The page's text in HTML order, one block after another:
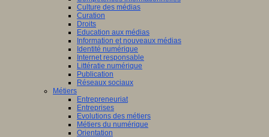
Culture des médias
Curation
Droits
Education aux médias
Information et nouveaux médias
Identité numérique
Internet responsable
Littératie numérique
Publication
Réseaux sociaux
Métiers
Entrepreneuriat
Entreprises
Evolutions des métiers
Métiers du numérique
Orientation